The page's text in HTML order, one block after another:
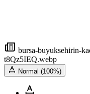
bursa-buyuksehirin-
t8Qz5IEQ.webp
Normal (100%)